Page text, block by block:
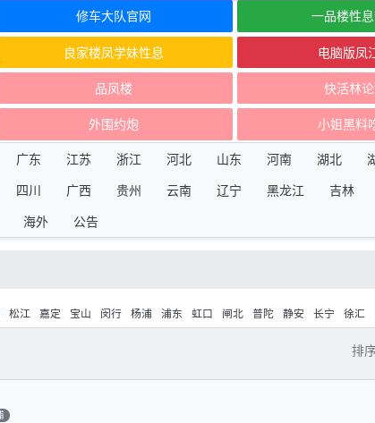
修车大队官网 一品楼性
良家楼凤学妹性息 电脑版凤
品凤楼 快活林
外围约炮 小姐黑料
广东 江苏 浙江 河北 山东 河南 湖北
四川 广西 贵州 云南 辽宁 黑龙江 吉林
海外 公告
松江 嘉定 宝山 闵行 杨浦 浦东 虹口 闸北 普陀 静安 长宁 徐汇
排序